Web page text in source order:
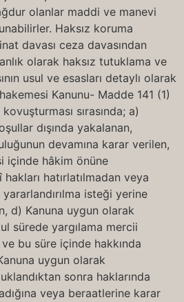
olanlar maddi ve manevi
Haksız koruma
davası ceza davasından
olarak haksız tutuklama ve
usul ve esasları detaylı olarak
Kanunu- Madde 141 (1)
sırasında; a)
dışında yakalanan,
devamına karar verilen,
içinde hâkim önüne
hakları hatırlatılmadan veya
yararlandırılma isteği yerine
d) Kanuna uygun olarak
sürede yargılama mercii
bu süre içinde hakkında
uygun olarak
sonra haklarında
veya beraatlerine karar